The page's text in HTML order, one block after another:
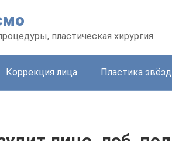
пластическая хирургия
Коррекция лица Пластика звёзд